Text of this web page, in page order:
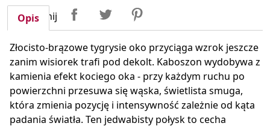
Udostępnij UdostępnijTweetuj
Opis
Złocisto-brązowe tygrysie oko przyciąga wzrok jeszcze
zanim wisiorek trafi pod dekolt. Kaboszon wydobywa z
kamienia efekt kociego oka - przy każdym ruchu po
powierzchni przesuwa się wąska, świetlista smuga,
która zmienia pozycję i intensywność zależnie od kąta
padania światła. Ten jedwabisty połysk to cecha